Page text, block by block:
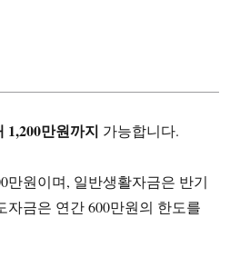
1,200만원까지 가능합니다.
만원이며, 일반생활자금은 반기
자금은 연간 600만원의 한도를